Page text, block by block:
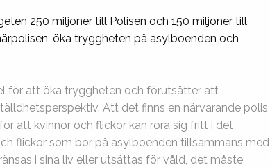
250 miljoner till Polisen och 150 miljoner till
öka tryggheten på asylboenden och
för att öka tryggheten och förutsätter att
Att det finns en närvarande polis
att kvinnor och flickor kan röra sig fritt i det
flickor som bor på asylboenden tillsammans med
i sina liv eller utsättas för våld, det måste